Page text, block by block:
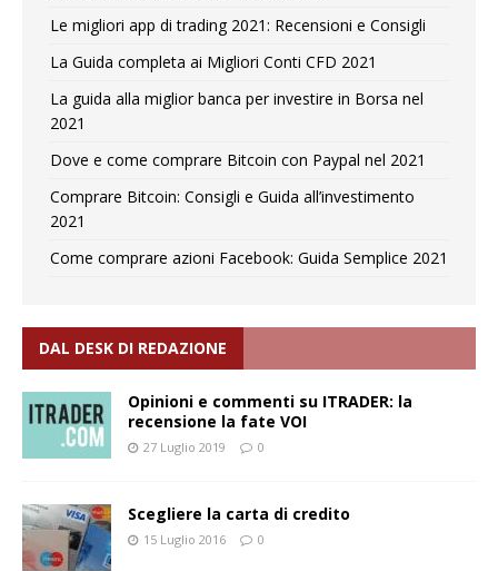
Le migliori app di trading 2021: Recensioni e Consigli
La Guida completa ai Migliori Conti CFD 2021
La guida alla miglior banca per investire in Borsa nel
2021
Dove e come comprare Bitcoin con Paypal nel 2021
Comprare Bitcoin: Consigli e Guida all’investimento
2021
Come comprare azioni Facebook: Guida Semplice 2021
DAL DESK DI REDAZIONE
Opinioni e commenti su ITRADER: la
recensione la fate VOI
27 Luglio 2019 0
Scegliere la carta di credito
15 Luglio 2016 0